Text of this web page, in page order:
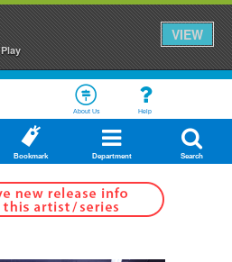
VIEW
About Us Help
Bookmark Department Search